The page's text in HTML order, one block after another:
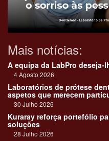
Mais notícias:
A equipa da LabPro deseja-
4 Agosto 2026
Laboratórios de prótese
aspetos que merecem
30 Julho 2026
Kuraray reforça portefólio
soluções
28 Julho 2026